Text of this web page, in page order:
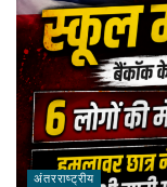
अंतरराष्ट्रीय